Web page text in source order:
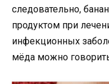
следовательно,
продуктом при
инфекционных
мёда можно